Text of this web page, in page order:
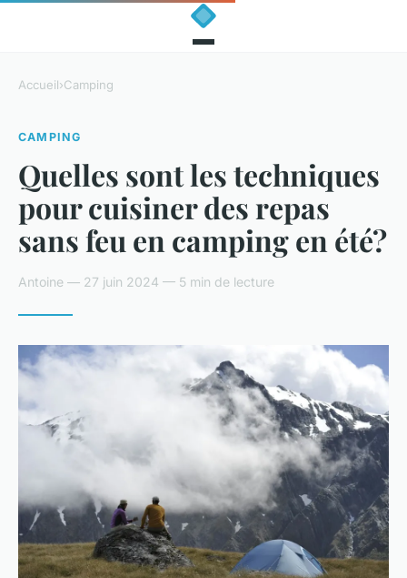
Accueil›Camping
CAMPING
Quelles sont les techniques
pour cuisiner des repas
sans feu en camping en été?
Antoine — 27 juin 2024 — 5 min de lecture